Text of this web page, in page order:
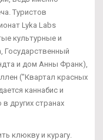
Туристов
Lyka Labs
культурные и
Государственный
и дом Анны Франк),
("Квартал красных
каннабис и
других странах
клюкву и курагу.